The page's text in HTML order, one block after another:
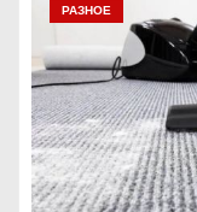
РАЗНОЕ